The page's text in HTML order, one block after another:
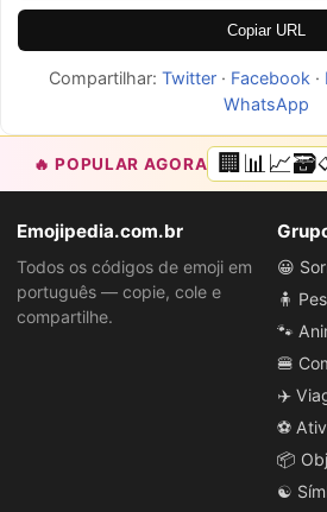
Copiar URL
Compartilhar: Twitter· Facebook ·
WhatsApp
🔥 POPULAR AGORA 🏢📊📈🗃️
Emojipedia.com.br
Todos os códigos de emoji em
português — copie, cole e
compartilhe.
😀
🧍
🐾
🍔
✈️
⚽
📦
☯️